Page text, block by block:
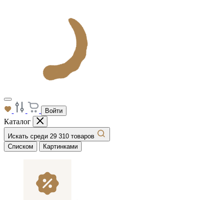
Войти
Каталог
Искать среди 29 310 товаров
Списком
Картинками